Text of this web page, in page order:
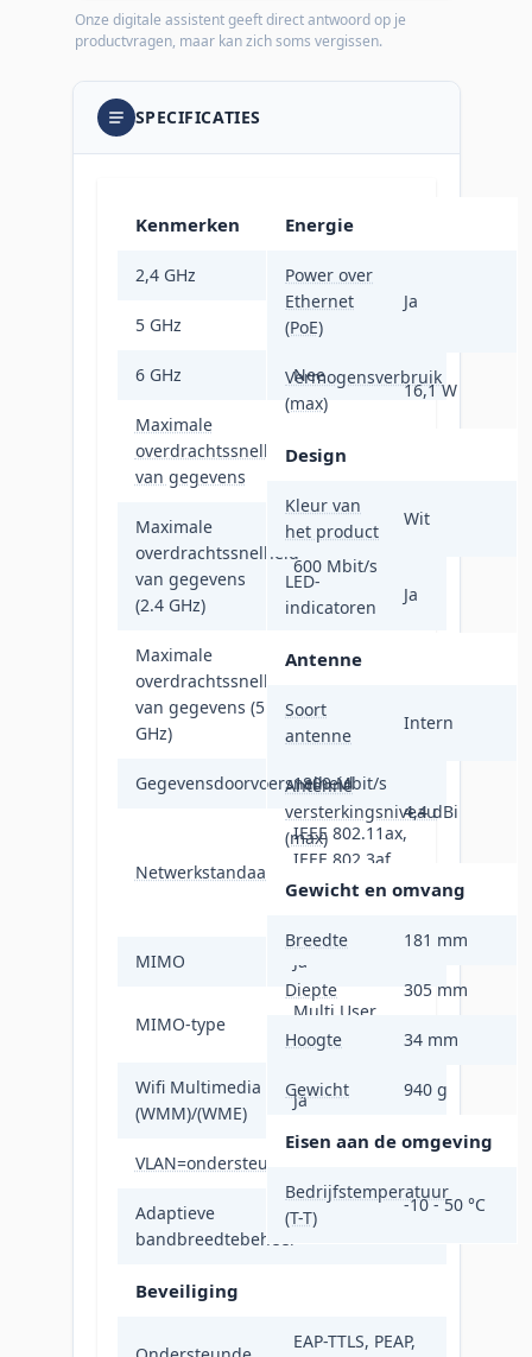
Onze digitale assistent geeft direct antwoord op je
productvragen, maar kan zich soms vergissen.
SPECIFICATIES
Kenmerken
2,4 GHz Ja
5 GHz Ja
6 GHz Nee
Maximale
overdrachtssnelheid
van gegevens
1200 Mbit/s
Maximale
overdrachtssnelheid
van gegevens
(2.4 GHz)
600 Mbit/s
Maximale
overdrachtssnelheid
van gegevens (5
GHz)
Gegevensdoorvoersnelheid
1800 Mbit/s
Netwerkstandaard
IEEE 802.11ax,
IEEE 802.3af,
IEEE 802.3at,
MIMO Ja
MIMO-type
Multi User
MIMO
Wifi Multimedia
(WMM)/(WME)
Ja
VLAN=ondersteuning
Adaptieve
bandbreedtebeheer
Ja
Beveiliging
EAP-TTLS, PEAP,
Energie
Power over
Ethernet
(PoE)
Ja
Vermogensverbruik
(max)
16,1 W
Design
Kleur van
het product
Wit
LED-
indicatoren
Ja
Antenne
Soort
antenne
Intern
Antenne
versterkingsniveau
(max)
4,4 dBi
Gewicht en omvang
Breedte 181 mm
Diepte 305 mm
Hoogte 34 mm
Gewicht 940 g
Eisen aan de omgeving
Bedrijfstemperatuur
(T-T)
-10 - 50 °C